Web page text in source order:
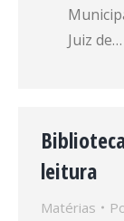
Juiz de…
leitura
Matérias